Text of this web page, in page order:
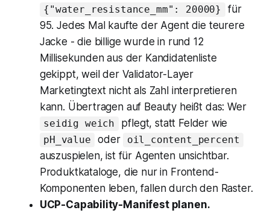
{"water_resistance_mm": 20000}
für
95. Jedes Mal kaufte der Agent die teurere
Jacke - die billige wurde in rund 12
Millisekunden aus der Kandidatenliste
gekippt, weil der Validator-Layer
Marketingtext nicht als Zahl interpretieren
kann. Übertragen auf Beauty heißt das: Wer
seidig weich pflegt, statt Felder wie
pH_value oder oil_content_percent
auszuspielen, ist für Agenten unsichtbar.
Produktkataloge, die nur in Frontend-
Komponenten leben, fallen durch den Raster.
UCP-Capability-Manifest planen.